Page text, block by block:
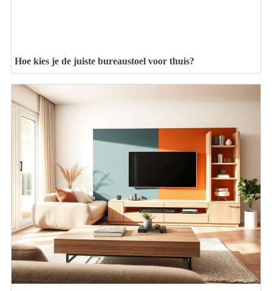
Hoe kies je de juiste bureaustoel voor thuis?